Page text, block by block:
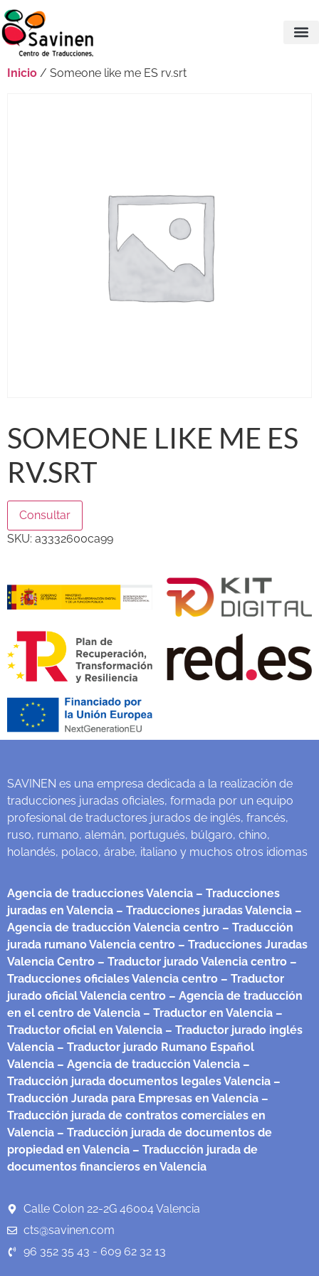
Inicio / Someone like me ES rv.srt
SOMEONE LIKE ME ES
RV.SRT
Consultar
SKU: a3332600ca99
SAVINEN es una empresa dedicada a la realización de
traducciones juradas oficiales, formada por un equipo
profesional de traductores jurados de inglés, francés,
ruso, rumano, alemán, portugués, búlgaro, chino,
holandés, polaco, árabe, italiano y muchos otros idiomas
Agencia de traducciones Valencia – Traducciones
juradas en Valencia – Traducciones juradas Valencia –
Agencia de traducción Valencia centro – Traducción
jurada rumano Valencia centro – Traducciones Juradas
Valencia Centro – Traductor jurado Valencia centro –
Traducciones oficiales Valencia centro – Traductor
jurado oficial Valencia centro – Agencia de traducción
en el centro de Valencia – Traductor en Valencia –
Traductor oficial en Valencia – Traductor jurado inglés
Valencia – Traductor jurado Rumano Español
Valencia – Agencia de traducción Valencia –
Traducción jurada documentos legales Valencia –
Traducción Jurada para Empresas en Valencia –
Traducción jurada de contratos comerciales en
Valencia – Traducción jurada de documentos de
propiedad en Valencia – Traducción jurada de
documentos financieros en Valencia
Calle Colon 22-2G 46004 Valencia
cts@savinen.com
96 352 35 43 - 609 62 32 13